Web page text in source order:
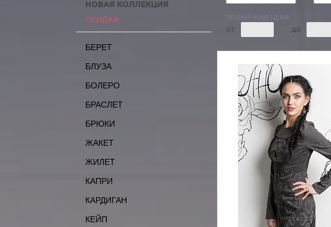
РОЗНИЧНАЯ ЦЕНА
ОТ ДО
НОВАЯ КОЛЛЕКЦИЯ
СКИДКА
БЕРЕТ
БЛУЗА
БОЛЕРО
БРАСЛЕТ
БРЮКИ
ЖАКЕТ
ЖИЛЕТ
КАПРИ
КАРДИГАН
КЕЙП